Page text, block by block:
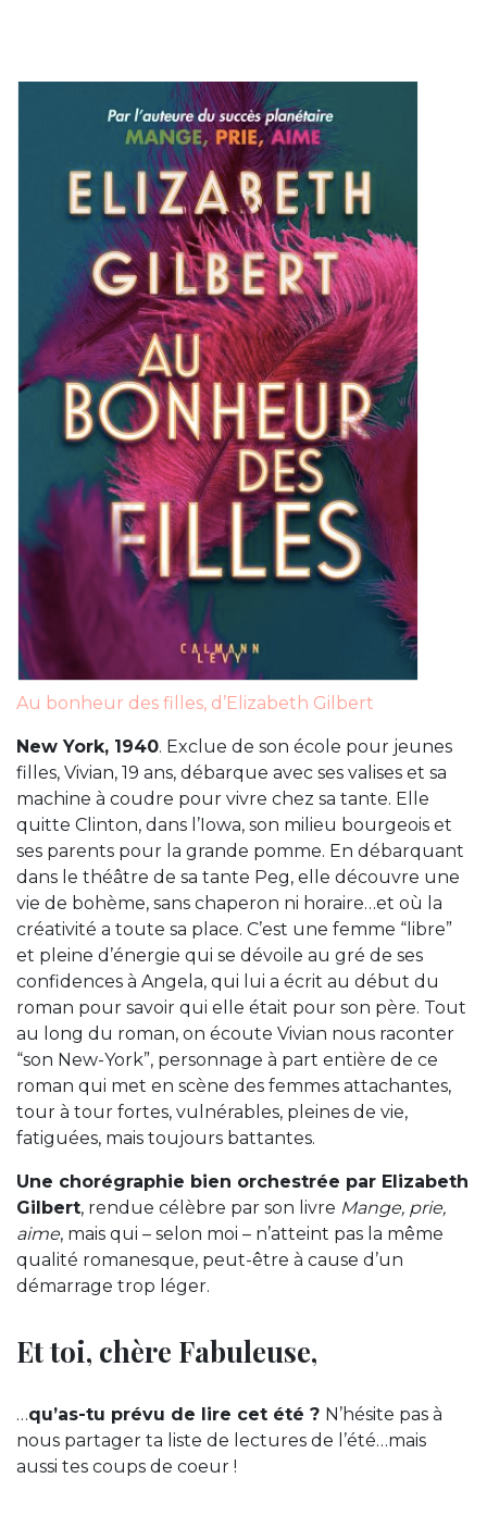
Au bonheur des filles, d’Elizabeth Gilbert
New York, 1940. Exclue de son école pour jeunes
filles, Vivian, 19 ans, débarque avec ses valises et sa
machine à coudre pour vivre chez sa tante. Elle
quitte Clinton, dans l’Iowa, son milieu bourgeois et
ses parents pour la grande pomme. En débarquant
dans le théâtre de sa tante Peg, elle découvre une
vie de bohème, sans chaperon ni horaire…et où la
créativité a toute sa place. C’est une femme “libre”
et pleine d’énergie qui se dévoile au gré de ses
confidences à Angela, qui lui a écrit au début du
roman pour savoir qui elle était pour son père. Tout
au long du roman, on écoute Vivian nous raconter
“son New-York”, personnage à part entière de ce
roman qui met en scène des femmes attachantes,
tour à tour fortes, vulnérables, pleines de vie,
fatiguées, mais toujours battantes.
Une chorégraphie bien orchestrée par Elizabeth
Gilbert, rendue célèbre par son livre Mange, prie,
aime, mais qui – selon moi – n’atteint pas la même
qualité romanesque, peut-être à cause d’un
démarrage trop léger.
Et toi, chère Fabuleuse,
…qu’as-tu prévu de lire cet été ? N’hésite pas à
nous partager ta liste de lectures de l’été…mais
aussi tes coups de coeur !